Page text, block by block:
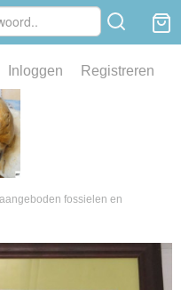
Inloggen Registreren
fossielen en